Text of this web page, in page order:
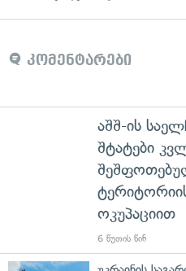
კომენტარები
აშშ-ის
შტატები
ოკუპაციით
6 წუთის წინ